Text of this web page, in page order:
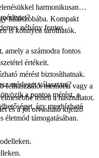
harmonikusan
hálószobába. Kompakt
is könnyen tárolhatók.
néhány fontos
amely a számodra fontos
értékeit.
mérést biztosíthatnak.
felhasználói memória vagy a
teheti a használatot.
és a jól olvasható kijelző
mérleget választani?
a pontos mérést, a
így megbízható
életmód támogatásában.